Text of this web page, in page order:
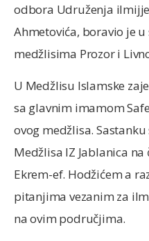
odbora Udruženja
Ahmetovića, boravio je
medžlisima Prozor i
U Medžlisu Islamske
sa glavnim imamom
ovog medžlisa.
Medžlisa IZ Jablanica
Ekrem-ef. Hodžićem a
pitanjima vezanim za
na ovim područjima.